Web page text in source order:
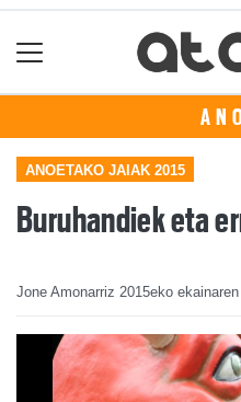
ANOETAKO JAIAK 2015
Buruhandiek eta
Jone Amonarriz 2015eko